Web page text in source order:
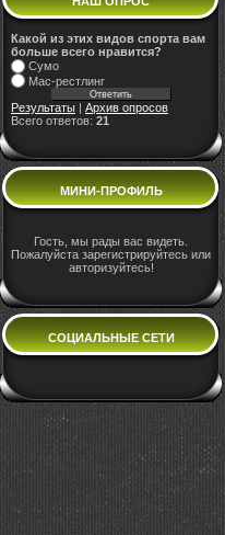
Какой из этих видов спорта вам
больше всего нравится?
Сумо
Мас-рестлинг
Результаты
Архив опросов
Всего ответов: 21
МИНИ-ПРОФИЛЬ
Гость, мы рады вас видеть.
Пожалуйста зарегистрируйтесь или
авторизуйтесь!
СОЦИАЛЬНЫЕ СЕТИ